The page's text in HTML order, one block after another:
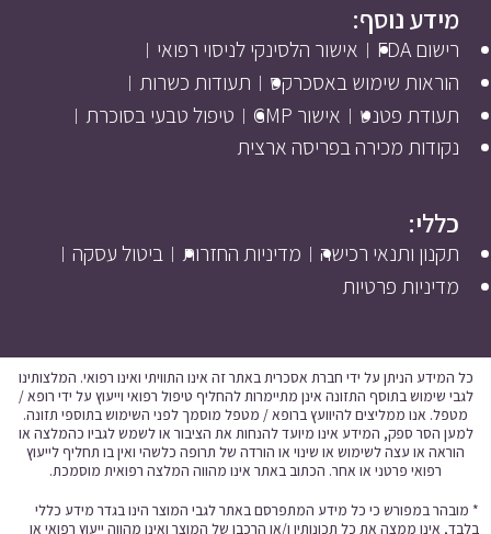
מידע נוסף:
רישום FDA
אישור הלסינקי לניסוי רפואי
הוראות שימוש באסכרקס
תעודות כשרות
תעודת פטנט
אישור GMP
טיפול טבעי בסוכרת
נקודות מכירה בפריסה ארצית
כללי:
תקנון ותנאי רכישה מדיניות החזרות
ביטול עסקה
מדיניות פרטיות
כל המידע הניתן על ידי חברת אסכרית באתר זה אינו התוויתי ואינו רפואי. המלצותינו
לגבי שימוש בתוסף התזונה אינן מתיימרות להחליף טיפול רפואי וייעוץ על ידי רופא /
מטפל. אנו ממליצים להיוועץ ברופא / מטפל מוסמך לפני השימוש בתוספי תזונה.
למען הסר ספק, המידע אינו מיועד להנחות את הציבור או לשמש לגביו כהמלצה או
הוראה או עצה לשימוש או שינוי או הורדה של תרופה כלשהי ואין בו תחליף לייעוץ
רפואי פרטני או אחר. הכתוב באתר אינו מהווה המלצה רפואית מוסמכת.
* מובהר במפורש כי כל מידע המתפרסם באתר לגבי המוצר הינו בגדר מידע כללי
בלבד, אינו ממצה את כל תכונותיו ו/או הרכבו של המוצר ואינו מהווה ייעוץ רפואי או